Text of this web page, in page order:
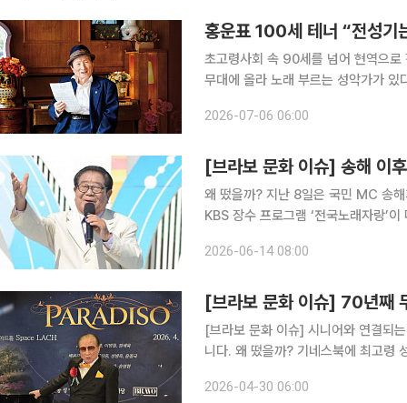
홍운표 100세 테너 “전성기
초고령사회 속 90세를 넘어 현역으
무대에 올라 노래 부르는 성악가가
2026-07-06 06:00
[브라보 문화 이슈] 송해 이
왜 떴을까? 지난 8일은 국민 MC 송
KBS 장수 프로그램 ‘전국노래자랑’
국~ 노래자랑!” 일요일 정오를 알
2026-06-14 08:00
[브라보 문화 이슈] 70년째
[브라보 문화 이슈] 시니어와 연결되
니다. 왜 떴을까? 기네스북에 최고령 성악가로 등재된 ‘100세 테너’ 홍운표 성악가가 여전히 무대에
한 시대를 살아낸 목소리의 힘을
2026-04-30 06:00